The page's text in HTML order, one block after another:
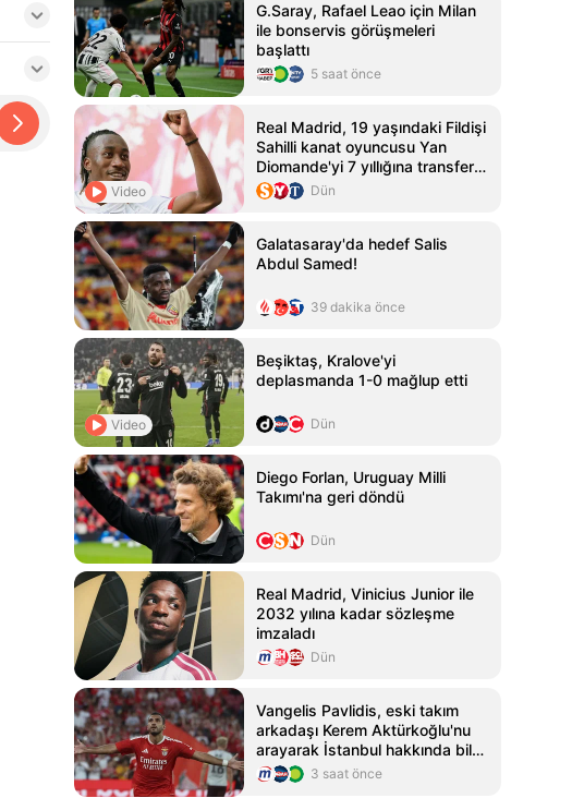
G.Saray, Rafael Leao için Milan
ile bonservis görüşmeleri
başlattı
5 saat önce
Video
Real Madrid, 19 yaşındaki Fildişi
Sahilli kanat oyuncusu Yan
Diomande'yi 7 yıllığına transfer
etti
Dün
Galatasaray'da hedef Salis
Abdul Samed!
39 dakika önce
Video
Beşiktaş, Kralove'yi
deplasmanda 1-0 mağlup etti
Dün
Diego Forlan, Uruguay Milli
Takımı'na geri döndü
Dün
Real Madrid, Vinicius Junior ile
2032 yılına kadar sözleşme
imzaladı
Dün
Vangelis Pavlidis, eski takım
arkadaşı Kerem Aktürkoğlu'nu
arayarak İstanbul hakkında bilgi
aldı
3 saat önce